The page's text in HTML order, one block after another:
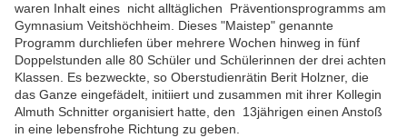
waren Inhalt eines nicht alltäglichen Präventionsprogramms am
Gymnasium Veitshöchheim. Dieses "Maistep" genannte
Programm durchliefen über mehrere Wochen hinweg in fünf
Doppelstunden alle 80 Schüler und Schülerinnen der drei achten
Klassen. Es bezweckte, so Oberstudienrätin Berit Holzner, die
das Ganze eingefädelt, initiiert und zusammen mit ihrer Kollegin
Almuth Schnitter organisiert hatte, den 13jährigen einen Anstoß
in eine lebensfrohe Richtung zu geben.